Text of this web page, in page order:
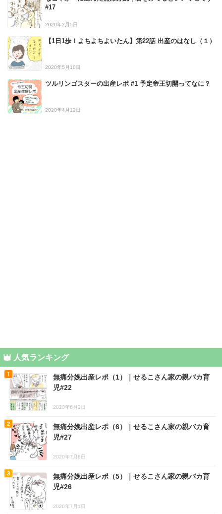
#17
2020年2月5日
【1日1歩！よちよちよいたん】第22話 出産のはなし（１）
2020年5月10日
ツルリンゴスターの出産レポ #1 予定帝王切開ってなに？
2020年4月12日
人気ランキング
無痛分娩出産レポ（1）｜せるこさん家の親バカ育
児#22
2020年6月3日
無痛分娩出産レポ（6）｜せるこさん家の親バカ育
児#27
2020年7月8日
無痛分娩出産レポ（5）｜せるこさん家の親バカ育
児#26
2020年7月1日